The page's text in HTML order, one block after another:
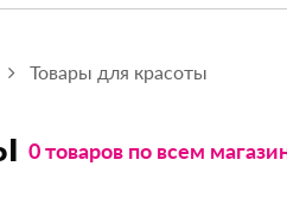
Товары для красоты
0 товаров по всем